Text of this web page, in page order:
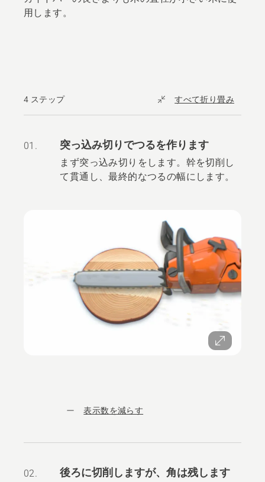
用します。
4 ステップ すべて折り畳み
01. 突っ込み切りでつるを作ります
まず突っ込み切りをします。幹を切削し
て貫通し、最終的なつるの幅にします。
表示数を減らす
02. 後ろに切削しますが、角は残します